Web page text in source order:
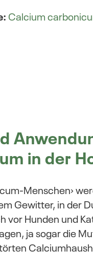
Calcium
in der
Menschen›
Gewitter, in der
vor Hunden und
ja sogar die